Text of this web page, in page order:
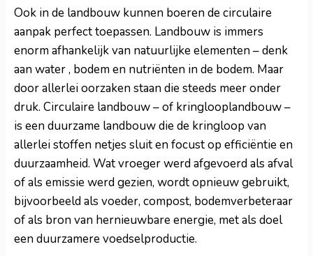
Ook in de landbouw kunnen boeren de circulaire
aanpak perfect toepassen. Landbouw is immers
enorm afhankelijk van natuurlijke elementen – denk
aan water , bodem en nutriënten in de bodem. Maar
door allerlei oorzaken staan die steeds meer onder
druk. Circulaire landbouw – of kringlooplandbouw –
is een duurzame landbouw die de kringloop van
allerlei stoffen netjes sluit en focust op efficiëntie en
duurzaamheid. Wat vroeger werd afgevoerd als afval
of als emissie werd gezien, wordt opnieuw gebruikt,
bijvoorbeeld als voeder, compost, bodemverbeteraar
of als bron van hernieuwbare energie, met als doel
een duurzamere voedselproductie.